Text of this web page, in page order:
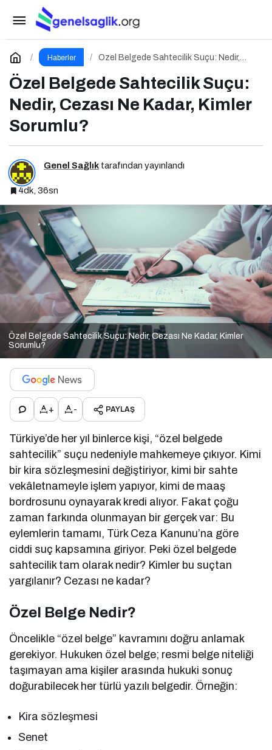
Haberler
Özel Belgede Sahtecilik Suçu: Nedir,
Özel Belgede Sahtecilik Suçu:
Nedir, Cezası Ne Kadar, Kimler
Sorumlu?
Genel Sağlık tarafından yayınlandı
4dk, 36sn
Özel Belgede Sahtecilik Suçu: Nedir, Cezası Ne Kadar, Kimler
Sorumlu?
+ - PAYLAŞ
Türkiye’de her yıl binlerce kişi, “özel belgede
sahtecilik” suçu nedeniyle mahkemeye çıkıyor. Kimi
bir kira sözleşmesini değiştiriyor, kimi bir sahte
vekâletnameyle işlem yapıyor, kimi de maaş
bordrosunu oynayarak kredi alıyor. Fakat çoğu
zaman farkında olunmayan bir gerçek var: Bu
eylemlerin tamamı, Türk Ceza Kanunu’na göre
ciddi suç kapsamına giriyor. Peki özel belgede
sahtecilik tam olarak nedir? Kimler bu suçtan
yargılanır? Cezası ne kadar?
Özel Belge Nedir?
Öncelikle “özel belge” kavramını doğru anlamak
gerekiyor. Hukuken özel belge; resmi belge niteliği
taşımayan ama kişiler arasında hukuki sonuç
doğurabilecek her türlü yazılı belgedir. Örneğin:
Kira sözleşmesi
Senet
Fırtına Paşa Deplasmanından 3 Puanla Ayrıldı
Yorum Yap